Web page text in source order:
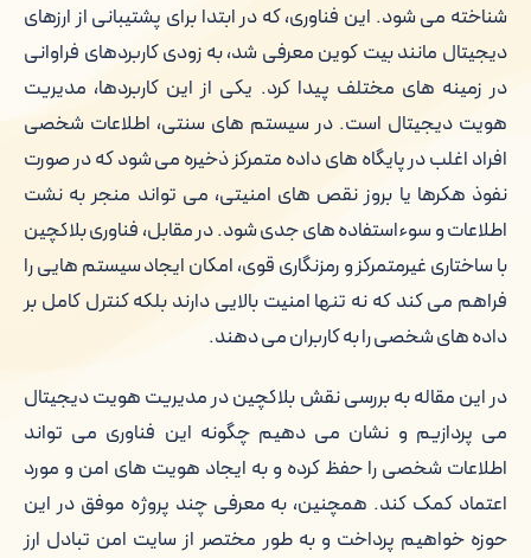
شناخته می شود. این فناوری، که در ابتدا برای پشتیبانی از ارزهای
دیجیتال مانند بیت کوین معرفی شد، به زودی کاربردهای فراوانی
در زمینه های مختلف پیدا کرد. یکی از این کاربردها، مدیریت
هویت دیجیتال است. در سیستم های سنتی، اطلاعات شخصی
افراد اغلب در پایگاه های داده متمرکز ذخیره می شود که در صورت
نفوذ هکرها یا بروز نقص های امنیتی، می تواند منجر به نشت
اطلاعات و سوءاستفاده های جدی شود. در مقابل، فناوری بلاکچین
با ساختاری غیرمتمرکز و رمزنگاری قوی، امکان ایجاد سیستم هایی را
فراهم می کند که نه تنها امنیت بالایی دارند بلکه کنترل کامل بر
داده های شخصی را به کاربران می دهند.
در این مقاله به بررسی نقش بلاکچین در مدیریت هویت دیجیتال
می پردازیم و نشان می دهیم چگونه این فناوری می تواند
اطلاعات شخصی را حفظ کرده و به ایجاد هویت های امن و مورد
اعتماد کمک کند. همچنین، به معرفی چند پروژه موفق در این
حوزه خواهیم پرداخت و به طور مختصر از سایت امن تبادل ارز